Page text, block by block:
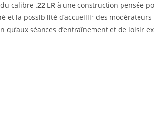
calibre .22 LR à une construction pensée
et la possibilité d’accueillir des
séances d’entraînement et de loisir